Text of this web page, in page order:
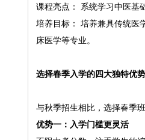
课程亮点： 系统学习中医基
培养目标： 培养兼具传统医
床医学等专业。
选择春季入学的四大独特优势
与秋季招生相比，选择春季
优势一：入学门槛更灵活